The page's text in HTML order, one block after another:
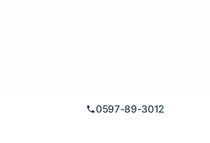
0597-89-3012